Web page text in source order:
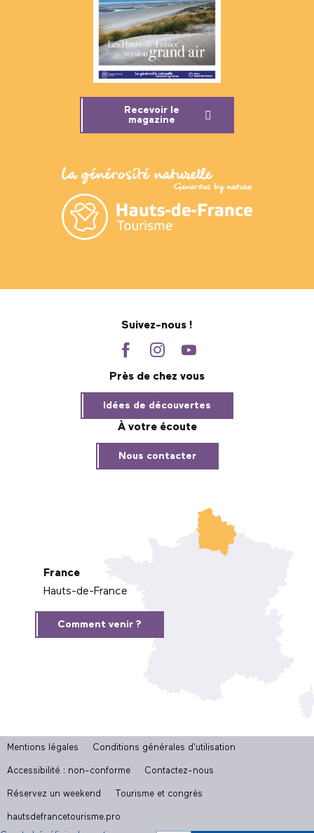
Recevoir le
magazine
Suivez-nous !
Près de chez vous
Idées de découvertes
À votre écoute
Nous contacter
France
Hauts-de-France
Comment venir ?
Mentions légales Conditions générales d'utilisation
Accessibilité : non-conforme Contactez-nous
Réservez un weekend Tourisme et congrès
hautsdefrancetourisme.pro